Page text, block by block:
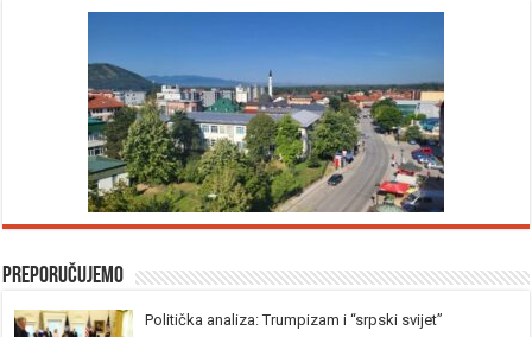
Preporučujemo
Politička analiza: Trumpizam i “srpski svijet”